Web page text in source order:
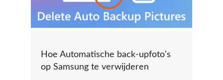
Hoe Automatische back-upfoto's
op Samsung te verwijderen